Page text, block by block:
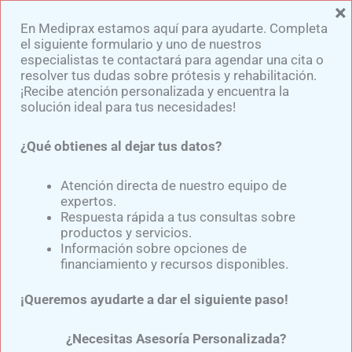
contenido
Como se pone una prótesis
de pierna con liner
Samuel Medina/agosto 12, 2024
Puede proveer distribución de presiones, actúa
como un colchoncito, y para reducir la fricción. El
En Mediprax estamos aquí para ayudarte. Completa
el siguiente formulario y uno de nuestros
especialistas te contactará para agendar una cita o
resolver tus dudas sobre prótesis y rehabilitación.
¡Recibe atención personalizada y encuentra la
solución ideal para tus necesidades!
¿Qué obtienes al dejar tus datos?
Atención directa de nuestro equipo de
expertos.
Respuesta rápida a tus consultas sobre
productos y servicios.
Información sobre opciones de
financiamiento y recursos disponibles.
¡Queremos ayudarte a dar el siguiente paso!
¿Necesitas Asesoría Personalizada?
×